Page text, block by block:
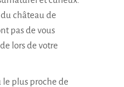
château de
pas de vous
lors de votre
plus proche de